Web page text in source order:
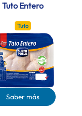
Tuto Entero
Tuto
Saber más